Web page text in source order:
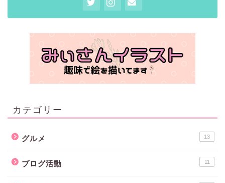
カテゴリー
グルメ 13
ブログ活動 11